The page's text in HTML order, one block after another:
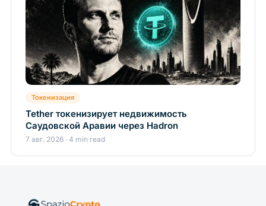
Токенизация
Tether токенизирует недвижимость
Саудовской Аравии через Hadron
7 авг. 2026 · 4 min read